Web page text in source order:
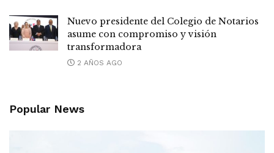
Nuevo presidente del Colegio de Notarios
asume con compromiso y visión
transformadora
2 AÑOS AGO
Popular News